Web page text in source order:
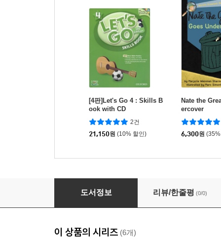
[4판]Let's Go 4 : Skills B
ook with CD
2건
21,150원 (10% 할인)
Nate the
ercover
6,300원
Read and Discover 1: At the Beach
도서정보 리뷰/한줄평 (0/0)
이 상품의 시리즈 (6개)